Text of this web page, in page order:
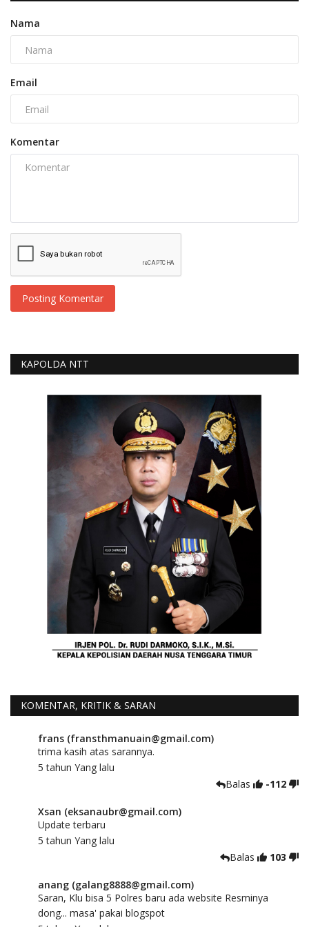
Nama
Email
Komentar
Posting Komentar
KAPOLDA NTT
KOMENTAR, KRITIK & SARAN
frans (fransthmanuain@gmail.com)
trima kasih atas sarannya.
5 tahun Yang lalu
Balas
-112
Xsan (eksanaubr@gmail.com)
Update terbaru
5 tahun Yang lalu
Balas
103
anang (galang8888@gmail.com)
Saran, Klu bisa 5 Polres baru ada website Resminya
dong... masa' pakai blogspot